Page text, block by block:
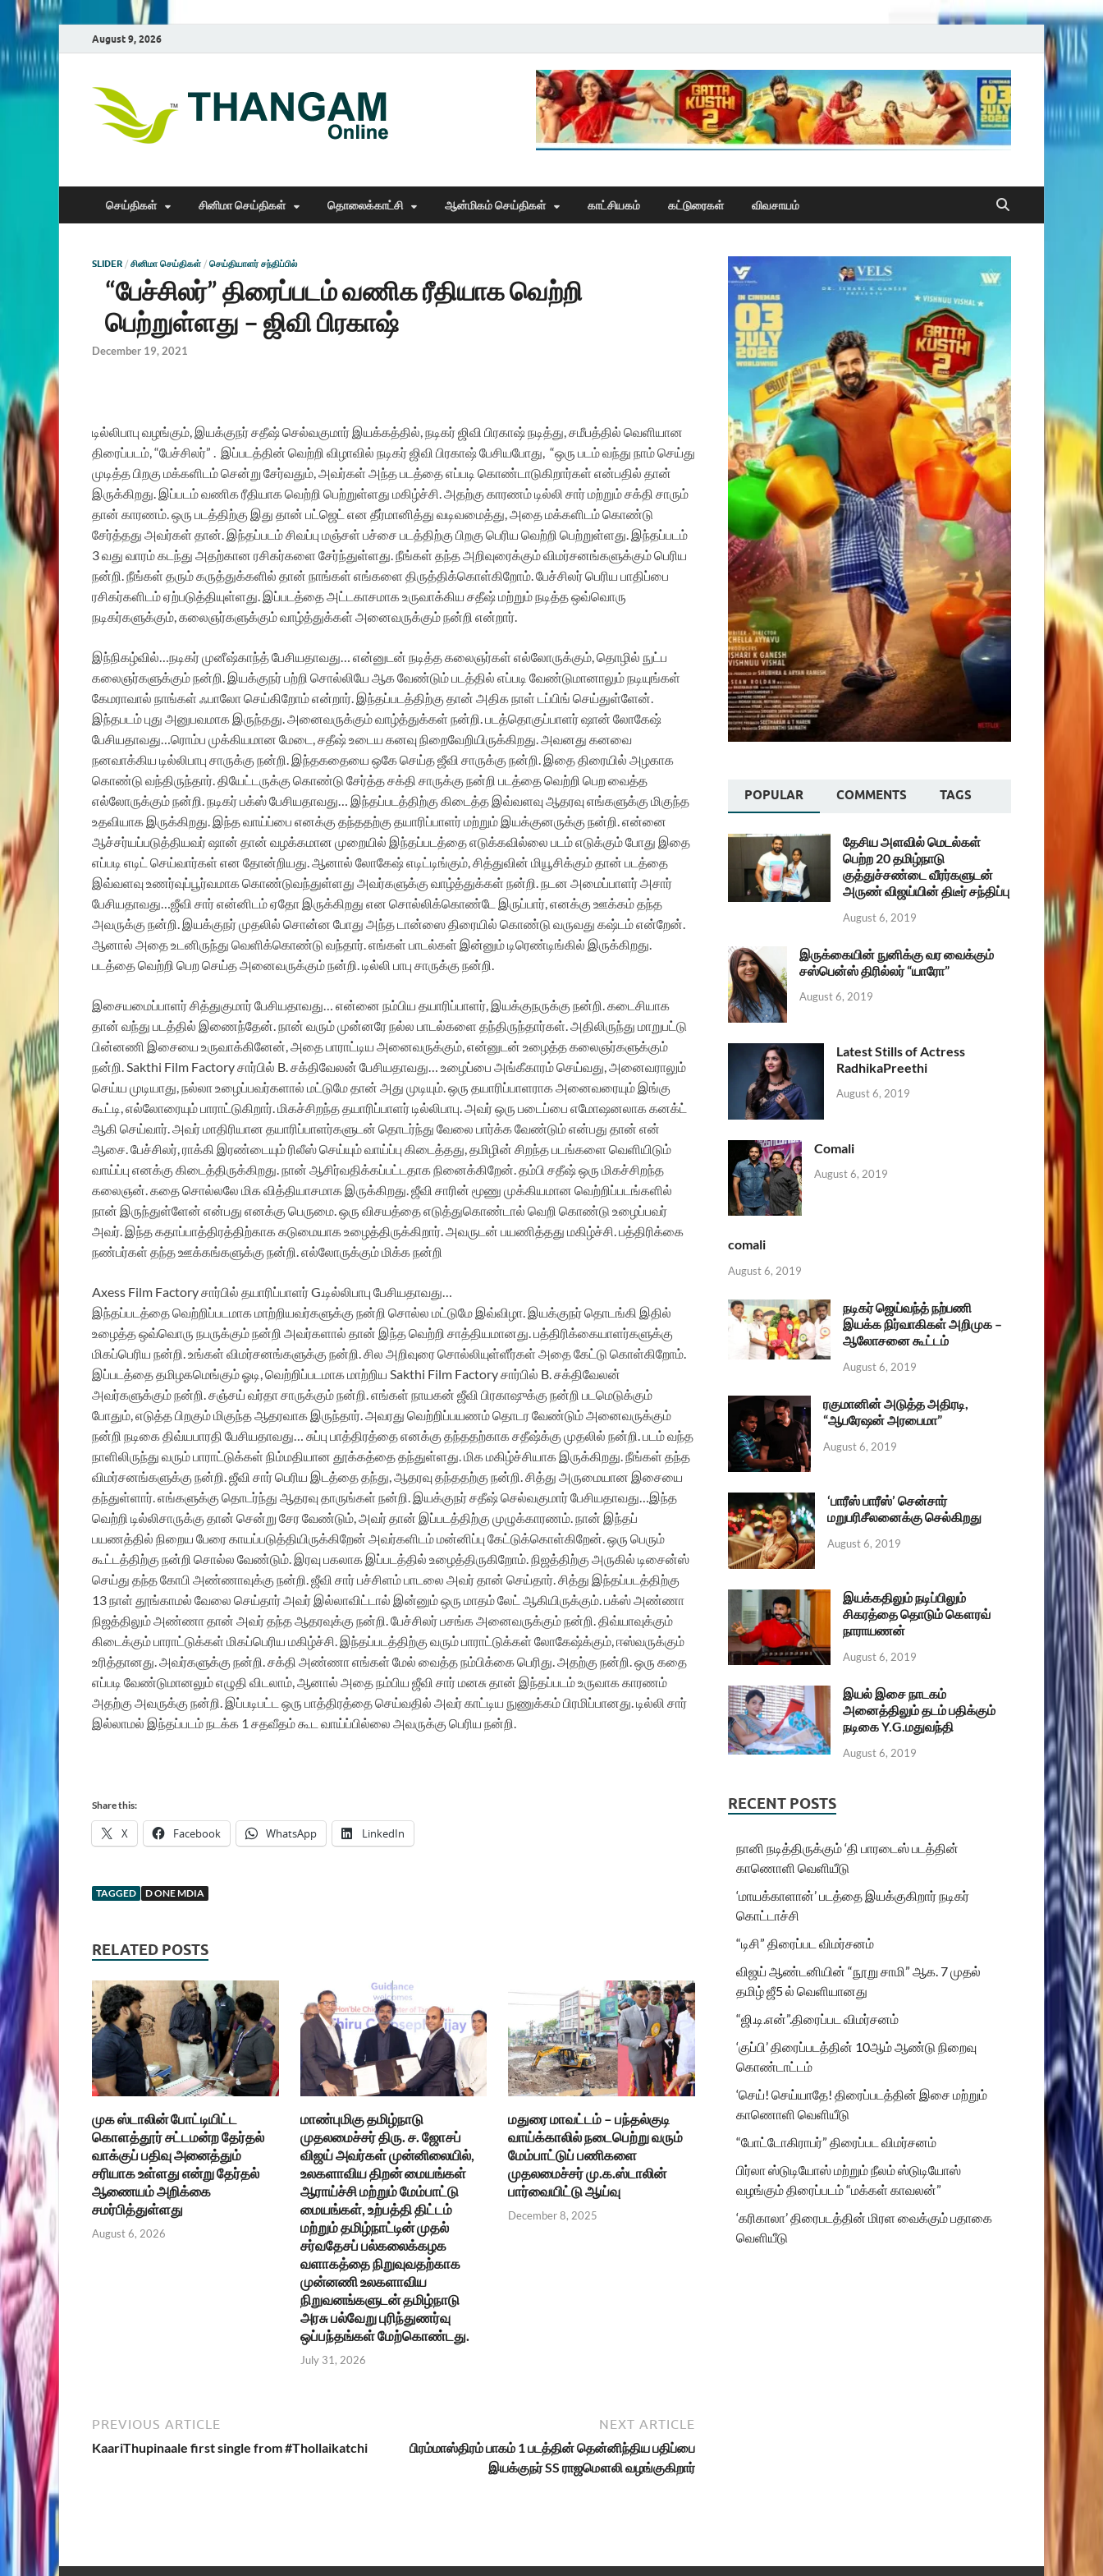
August 9, 2026
Thangam Online
செய்திகள் சினிமா செய்திகள் தொலைக்காட்சி ஆன்மிகம் செய்திகள் காட்சியகம் கட்டுரைகள் விவசாயம்
SLIDER / சினிமா செய்திகள் / செய்தியாளர் சந்திப்பில்
“பேச்சிலர்” திரைப்படம் வணிக ரீதியாக வெற்றி
பெற்றுள்ளது – ஜிவி பிரகாஷ்
December 19, 2021
டில்லிபாபு வழங்கும், இயக்குநர் சதீஷ் செல்வகுமார் இயக்கத்தில், நடிகர் ஜிவி பிரகாஷ்நடித்து, சமீபத்தில் வெளியான
திரைப்படம், “பேச்சிலர்” . இப்படத்தின் வெற்றி விழாவில் நடிகர் ஜிவி பிரகாஷ்பேசியபோது, “ஒரு படம் வந்து நாம் செய்து
முடித்த பிறகு மக்களிடம் சென்று சேர்வதும், அவர்கள் அந்த படத்தை எப்படி கொண்டாடுகிறார்கள் என்பதில் தான்
இருக்கிறது. இப்படம் வணிக ரீதியாக வெற்றி பெற்றுள்ளது மகிழ்ச்சி. அதற்கு காரணம் டில்லி சார் மற்றும் சக்தி சாரும்
தான் காரணம். ஒரு படத்திற்கு இது தான் பட்ஜெட் என தீர்மானித்து வடிவமைத்து, அதை மக்களிடம் கொண்டு
சேர்த்தது அவர்கள் தான். இந்தப்படம் சிவப்பு மஞ்சள் பச்சை படத்திற்கு பிறகு பெரிய வெற்றி பெற்றுள்ளது. இந்தப்படம்
3 வது வாரம் கடந்து அதற்கான ரசிகர்களை சேர்ந்துள்ளது. நீங்கள் தந்த அறிவுரைக்கும் விமர்சனங்களுக்கும் பெரிய
நன்றி. நீங்கள் தரும் கருத்துக்களில் தான் நாங்கள் எங்களை திருத்திக்கொள்கிறோம். பேச்சிலர் பெரிய பாதிப்பை
ரசிகர்களிடம் ஏற்படுத்தியுள்ளது. இப்படத்தை அட்டகாசமாக உருவாக்கிய சதீஷ் மற்றும் நடித்த ஒவ்வொரு
நடிகர்களுக்கும், கலைஞர்களுக்கும் வாழ்த்துக்கள் அனைவருக்கும் நன்றி என்றார்.
இந்நிகழ்வில்…நடிகர் முனீஷ்காந்த் பேசியதாவது… என்னுடன் நடித்த கலைஞர்கள் எல்லோருக்கும், தொழில் நுட்ப
கலைஞர்களுக்கும் நன்றி. இயக்குநர் பற்றி சொல்லியே ஆக வேண்டும் படத்தில் எப்படி வேண்டுமானாலும் நடியுங்கள்
கேமராவால் நாங்கள் ஃபாலோ செய்கிறோம் என்றார். இந்தப்படத்திற்கு தான் அதிக நாள் டப்பிங் செய்துள்ளேன்.
இந்தபடம் புது அனுபவமாக இருந்தது. அனைவருக்கும் வாழ்த்துக்கள் நன்றி.படத்தொகுப்பாளர் ஷான் லோகேஷ்
பேசியதாவது…ரொம்ப முக்கியமான மேடை, சதீஷ் உடைய கனவு நிறைவேறியிருக்கிறது. அவனது கனவை
நனவாக்கிய டில்லிபாபு சாருக்கு நன்றி. இந்தகதையை ஒகே செய்த ஜீவி சாருக்கு நன்றி. இதை திரையில் அழகாக
கொண்டு வந்திருந்தார். தியேட்டருக்கு கொண்டு சேர்த்த சக்தி சாருக்கு நன்றி படத்தை வெற்றி பெற வைத்த
எல்லோருக்கும் நன்றி.நடிகர் பக்ஸ் பேசியதாவது… இந்தப்படத்திற்கு கிடைத்த இவ்வளவு ஆதரவு எங்களுக்கு மிகுந்த
உதவியாக இருக்கிறது. இந்த வாய்ப்பை எனக்கு தந்ததற்கு தயாரிப்பாளர் மற்றும் இயக்குனருக்கு நன்றி. என்னை
ஆச்சர்யப்படுத்தியவர் ஷான் தான் வழக்கமான முறையில் இந்தப்படத்தை எடுக்கவில்லை படம் எடுக்கும் போது இதை
எப்படி எடிட் செய்வார்கள் என தோன்றியது. ஆனால் லோகேஷ் எடிட்டிங்கும், சித்துவின் மியூசிக்கும் தான் படத்தை
இவ்வளவு உணர்வுப்பூர்வமாக கொண்டுவந்துள்ளது அவர்களுக்கு வாழ்த்துக்கள் நன்றி.நடன அமைப்பாளர் அசார்
பேசியதாவது…ஜீவி சார் என்னிடம் ஏதோ இருக்கிறது என சொல்லிக்கொண்டே இருப்பார், எனக்கு ஊக்கம் தந்த
அவருக்கு நன்றி. இயக்குநர் முதலில் சொன்ன போது அந்த டான்ஸை திரையில் கொண்டு வருவது கஷ்டம் என்றேன்.
ஆனால் அதை உடனிருந்து வெளிக்கொண்டு வந்தார். எங்கள் பாடல்கள் இன்னும் டிரெண்டிங்கில் இருக்கிறது.
படத்தை வெற்றி பெற செய்த அனைவருக்கும் நன்றி. டில்லி பாபு சாருக்கு நன்றி.
இசையமைப்பாளர் சித்துகுமார் பேசியதாவது… என்னை நம்பிய தயாரிப்பாளர், இயக்குநருக்கு நன்றி. கடைசியாக
தான் வந்து படத்தில் இணைந்தேன். நான் வரும் முன்னரே நல்ல பாடல்களை தந்திருந்தார்கள். அதிலிருந்து மாறுபட்டு
பின்னணி இசையை உருவாக்கினேன், அதை பாராட்டிய அனைவருக்கும், என்னுடன் உழைத்த கலைஞர்களுக்கும்
நன்றி.Sakthi Film Factory சார்பில் B. சக்திவேலன் பேசியதாவது… உழைப்பை அங்கீகாரம் செய்வது, அனைவராலும்
செய்ய முடியாது, நல்லா உழைப்பவர்களால் மட்டுமே தான் அது முடியும். ஒரு தயாரிப்பாளராக அனைவரையும் இங்கு
கூட்டி, எல்லோரையும் பாராட்டுகிறார். மிகச்சிறந்த தயாரிப்பாளர் டில்லிபாபு. அவர் ஒரு படைப்பை எமோஷனலாக கனக்ட்
ஆகி செய்வார். அவர் மாதிரியான தயாரிப்பாளர்களுடன் தொடர்ந்து வேலை பார்க்க வேண்டும் என்பது தான் என்
ஆசை. பேச்சிலர், ராக்கி இரண்டையும் ரிலீஸ் செய்யும் வாய்ப்பு கிடைத்தது, தமிழின் சிறந்த படங்களை வெளியிடும்
வாய்ப்பு எனக்கு கிடைத்திருக்கிறது. நான் ஆசிர்வதிக்கப்பட்டதாக நினைக்கிறேன். தம்பி சதீஷ் ஒரு மிகச்சிறந்த
கலைஞன். கதை சொல்லலே மிக வித்தியாசமாக இருக்கிறது. ஜீவி சாரின் மூணு முக்கியமான வெற்றிப்படங்களில்
நான் இருந்துள்ளேன் என்பது எனக்கு பெருமை. ஒரு விசயத்தை எடுத்துகொண்டால் வெறி கொண்டு உழைப்பவர்
அவர். இந்த கதாப்பாத்திரத்திற்காக கடுமையாக உழைத்திருக்கிறார். அவருடன் பயணித்தது மகிழ்ச்சி. பத்திரிக்கை
நண்பர்கள் தந்த ஊக்கங்களுக்கு நன்றி. எல்லோருக்கும் மிக்க நன்றி
Axess Film Factory சார்பில் தயாரிப்பாளர் G.டில்லிபாபு பேசியதாவது…
இந்தப்படத்தை வெற்றிப்படமாக மாற்றியவர்களுக்கு நன்றி சொல்ல மட்டுமே இவ்விழா. இயக்குநர் தொடங்கி இதில்
உழைத்த ஒவ்வொரு நபருக்கும் நன்றி அவர்களால் தான் இந்த வெற்றி சாத்தியமானது. பத்திரிக்கையாளர்களுக்கு
மிகப்பெரிய நன்றி. உங்கள் விமர்சனங்களுக்கு நன்றி. சில அறிவுரை சொல்லியுள்ளீர்கள் அதை கேட்டு கொள்கிறோம்.
இப்படத்தை தமிழகமெங்கும் ஓடி, வெற்றிப்படமாக மாற்றிய Sakthi Film Factory சார்பில் B. சக்திவேலன்
அவர்களுக்கும் நன்றி. சஞ்சய் வர்தா சாருக்கும் நன்றி. எங்கள் நாயகன் ஜீவி பிரகாஷுக்கு நன்றி படமெடுக்கும்
போதும், எடுத்த பிறகும் மிகுந்த ஆதரவாக இருந்தார். அவரது வெற்றிப்பயணம் தொடர வேண்டும் அனைவருக்கும்
நன்றி நடிகை திவ்யபாரதி பேசியதாவது… சுப்பு பாத்திரத்தை எனக்கு தந்ததற்காக சதீஷ்க்கு முதலில் நன்றி. படம் வந்த
நாளிலிருந்து வரும் பாராட்டுக்கள் நிம்மதியான தூக்கத்தை தந்துள்ளது. மிக மகிழ்ச்சியாக இருக்கிறது. நீங்கள் தந்த
விமர்சனங்களுக்கு நன்றி. ஜீவி சார் பெரிய இடத்தை தந்து, ஆதரவு தந்ததற்கு நன்றி. சித்து அருமையான இசையை
தந்துள்ளார். எங்களுக்கு தொடர்ந்து ஆதரவு தாருங்கள் நன்றி. இயக்குநர் சதீஷ் செல்வகுமார் பேசியதாவது…இந்த
வெற்றி டில்லிசாருக்கு தான் சென்று சேர வேண்டும், அவர் தான் இப்படத்திற்கு முழுக்காரணம். நான் இந்தப்
பயணத்தில் நிறைய பேரை காயப்படுத்தியிருக்கிறேன் அவர்களிடம் மன்னிப்பு கேட்டுக்கொள்கிறேன். ஒரு பெரும்
கூட்டத்திற்கு நன்றி சொல்ல வேண்டும். இரவு பகலாக இப்படத்தில் உழைத்திருகிறோம். நிஜத்திற்கு அருகில் டிசைன்ஸ்
செய்து தந்த கோபி அண்ணாவுக்கு நன்றி. ஜீவி சார் பச்சிளம் பாடலை அவர் தான் செய்தார். சித்து இந்தப்படத்திற்கு
13 நாள் தூங்காமல் வேலை செய்தார் அவர் இல்லாவிட்டால் இன்னும் ஒரு மாதம் லேட் ஆகியிருக்கும். பக்ஸ் அண்ணா
நிஜத்திலும் அண்ணா தான் அவர் தந்த ஆதரவுக்கு நன்றி. பேச்சிலர் பசங்க அனைவருக்கும் நன்றி. திவ்யாவுக்கும்
கிடைக்கும் பாராட்டுக்கள் மிகப்பெரிய மகிழ்ச்சி. இந்தப்படத்திற்கு வரும் பாராட்டுக்கள் லோகேஷ்க்கும், ஈஸ்வருக்கும்
உரித்தானது. அவர்களுக்கு நன்றி. சக்தி அண்ணா எங்கள் மேல் வைத்த நம்பிக்கை பெரிது. அதற்கு நன்றி. ஒரு கதை
எப்படி வேண்டுமானலும் எழுதி விடலாம், ஆனால் அதை நம்பிய ஜீவி சார் மனசு தான் இந்தப்படம் உருவாக காரணம்
அதற்கு அவருக்கு நன்றி. இப்படிபட்ட ஒரு பாத்திரத்தை செய்வதில் அவர் காட்டிய நுணுக்கம் பிரமிப்பானது. டில்லி சார்
இல்லாமல் இந்தப்படம் நடக்க 1 சதவீதம் கூட வாய்ப்பில்லை அவருக்கு பெரிய நன்றி.
Share this:
X Facebook WhatsApp LinkedIn
TAGGED D ONE MDIA
RELATED POSTS
முக ஸ்டாலின் போட்டியிட்ட
கொளத்தூர் சட்டமன்ற தேர்தல்
வாக்குப் பதிவு அனைத்தும்
சரியாக உள்ளது என்று தேர்தல்
ஆணையம் அறிக்கை
சமர்பித்துள்ளது
August 6, 2026
மாண்புமிகு தமிழ்நாடு
முதலமைச்சர் திரு. ச. ஜோசப்
விஜய் அவர்கள் முன்னிலையில்,
உலகளாவிய திறன் மையங்கள்
ஆராய்ச்சி மற்றும் மேம்பாட்டு
மையங்கள், உற்பத்தி திட்டம்
மற்றும் தமிழ்நாட்டின் முதல்
சர்வதேசப் பல்கலைக்கழக
வளாகத்தை நிறுவுவதற்காக
முன்னணி உலகளாவிய
நிறுவனங்களுடன் தமிழ்நாடு
அரசு பல்வேறு புரிந்துணர்வு
ஒப்பந்தங்கள் மேற்கொண்டது.
July 31, 2026
மதுரை மாவட்டம் – பந்தல்குடி
வாய்க்காலில் நடைபெற்று வரும்
மேம்பாட்டுப் பணிகளை
முதலமைச்சர் மு.க.ஸ்டாலின்
பார்வையிட்டு ஆய்வு
December 8, 2025
PREVIOUS ARTICLE
KaariThupinaale first single from #Thollaikatchi
NEXT ARTICLE
பிரம்மாஸ்திரம் பாகம் 1 படத்தின் தென்னிந்திய பதிப்பை
இயக்குநர் SS ராஜமௌலி வழங்குகிறார்
POPULAR COMMENTS TAGS
தேசிய அளவில் மெடல்கள்
பெற்ற 20 தமிழ்நாடு
குத்துச்சண்டை வீரர்களுடன்
அருண் விஜய்யின் திடீர் சந்திப்பு
August 6, 2019
இருக்கையின் நுனிக்கு வர வைக்கும்
சஸ்பென்ஸ் திரில்லர் “யாரோ”
August 6, 2019
Latest Stills of Actress
RadhikaPreethi
August 6, 2019
Comali
August 6, 2019
comali
August 6, 2019
நடிகர் ஜெய்வந்த் நற்பணி
இயக்க நிர்வாகிகள் அறிமுக –
ஆலோசனை கூட்டம்
August 6, 2019
ரகுமானின் அடுத்த அதிரடி,
“ஆபரேஷன் அரபைமா”
August 6, 2019
‘பாரீஸ் பாரீஸ்’ சென்சார்
மறுபரிசீலனைக்கு செல்கிறது
August 6, 2019
இயக்கதிலும் நடிப்பிலும்
சிகரத்தை தொடும் கௌரவ்
நாராயணன்
August 6, 2019
இயல் இசை நாடகம்
அனைத்திலும் தடம் பதிக்கும்
நடிகை Y.G.மதுவந்தி
August 6, 2019
RECENT POSTS
நானி நடித்திருக்கும் ‘தி பாரடைஸ் படத்தின்
காணொளி வெளியீடு
‘மாயக்காளான்’ படத்தை இயக்குகிறார் நடிகர்
கொட்டாச்சி
“டிசி” திரைப்பட விமர்சனம்
விஜய் ஆண்டனியின் “நூறு சாமி” ஆக. 7 முதல்
தமிழ் ஜீ5 ல் வெளியானது
“ஜி.டி.என்”.திரைப்பட விமர்சனம்
‘குப்பி’ திரைப்படத்தின் 10ஆம் ஆண்டு நிறைவு
கொண்டாட்டம்
‘செய்! செய்யாதே! திரைப்படத்தின் இசை மற்றும்
காணொளி வெளியீடு
“போட்டோகிராபர்” திரைப்பட விமர்சனம்
பிர்லா ஸ்டுடியோஸ் மற்றும் நீலம் ஸ்டுடியோஸ்
வழங்கும் திரைப்படம் “மக்கள் காவலன்”
‘கரிகாலா’ திரைபடத்தின் மிரள வைக்கும் பதாகை
வெளியீடு